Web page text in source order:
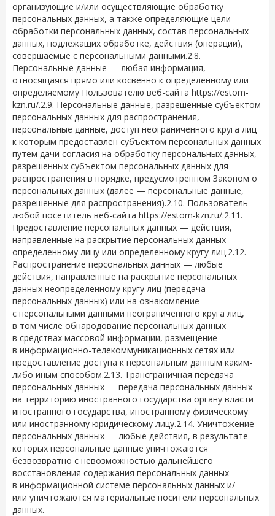
организующие и/или осуществляющие обработку
персональных данных, а также определяющие цели
обработки персональных данных, состав персональных
данных, подлежащих обработке, действия (операции),
совершаемые с персональными данными.2.8.
Персональные данные — любая информация,
относящаяся прямо или косвенно к определенному или
определяемому Пользователю веб-сайта https://estom-
kzn.ru/.2.9. Персональные данные, разрешенные субъектом
персональных данных для распространения, —
персональные данные, доступ неограниченного круга лиц
к которым предоставлен субъектом персональных данных
путем дачи согласия на обработку персональных данных,
разрешенных субъектом персональных данных для
распространения в порядке, предусмотренном Законом о
персональных данных (далее — персональные данные,
разрешенные для распространения).2.10. Пользователь —
любой посетитель веб-сайта https://estom-kzn.ru/.2.11.
Предоставление персональных данных — действия,
направленные на раскрытие персональных данных
определенному лицу или определенному кругу лиц.2.12.
Распространение персональных данных — любые
действия, направленные на раскрытие персональных
данных неопределенному кругу лиц (передача
персональных данных) или на ознакомление
с персональными данными неограниченного круга лиц,
в том числе обнародование персональных данных
в средствах массовой информации, размещение
в информационно-телекоммуникационных сетях или
предоставление доступа к персональным данным каким-
либо иным способом.2.13. Трансграничная передача
персональных данных — передача персональных данных
на территорию иностранного государства органу власти
иностранного государства, иностранному физическому
или иностранному юридическому лицу.2.14. Уничтожение
персональных данных — любые действия, в результате
которых персональные данные уничтожаются
безвозвратно с невозможностью дальнейшего
восстановления содержания персональных данных
в информационной системе персональных данных и/
или уничтожаются материальные носители персональных
данных.